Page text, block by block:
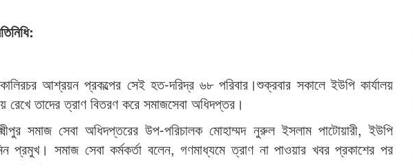
আশ্রয়ন প্রকল্পের সেই হত-দরিদ্র ৬৮ পরিবার।শুক্রবার সকালে ইউপি কার্যালয়
রেখে তাদের ত্রাণ বিতরণ করে সমাজসেবা অধিদপ্তর।
সমাজ সেবা অধিদপ্তরের উপ-পরিচালক মোহাম্মদ নুরুল ইসলাম পাটোয়ারী, ইউপি
প্রমুখ। সমাজ সেবা কর্মকর্তা বলেন, গণমাধ্যমে ত্রাণ না পাওয়ার খবর প্রকাশের পর